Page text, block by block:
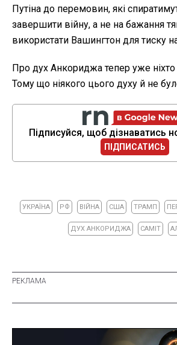
Путіна до перемовин, які
завершити війну, а не на бажання
використати Вашингтон для тиску
Про дух Анкориджа тепер уже ніхто
Тому що ніякого цього духу й не
Підписуйся, щоб дізнаватись
ПІДПИСАТИСЬ
УКРАЇНА РФ ВІЙНА США ТРАМП
ДУХ АНКОРИДЖА САМІТ